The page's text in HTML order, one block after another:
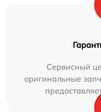
Сервисный
оригинальные